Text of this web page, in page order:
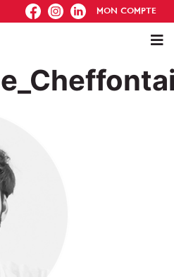
FB IG IN MON COMPTE